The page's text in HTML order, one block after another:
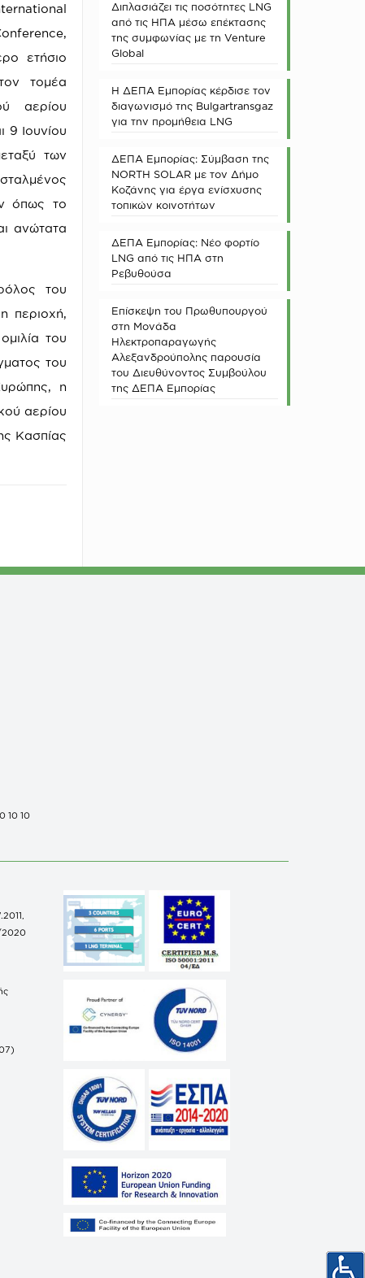
ετήσιο
τομέα
αερίου
9 Ιουνίου
των
όπως το
ανώτατα
του
περιοχή,
του
του
η
αερίου
Κασπίας
Διπλασιάζει τις ποσότητες LNG
από τις ΗΠΑ μέσω επέκτασης
της συμφωνίας με τη Venture
Global
Η ΔΕΠΑ Εμπορίας κέρδισε τον
διαγωνισμό της Bulgartransgaz
για την προμήθεια LNG
ΔΕΠΑ Εμπορίας: Σύμβαση της
NORTH SOLAR με τον Δήμο
Κοζάνης για έργα ενίσχυσης
τοπικών κοινοτήτων
ΔΕΠΑ Εμπορίας: Νέο φορτίο
LNG από τις ΗΠΑ στη
Ρεβυθούσα
Επίσκεψη του Πρωθυπουργού
στη Μονάδα
Ηλεκτροπαραγωγής
Αλεξανδρούπολης παρουσία
του Διευθύνοντος Συμβούλου
της ΔΕΠΑ Εμπορίας
10 10
2020